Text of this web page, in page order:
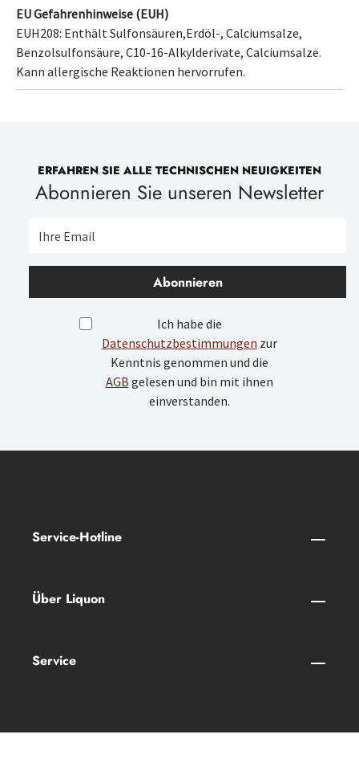
EU Gefahrenhinweise (EUH)
EUH208: EnthältSulfonsäuren,Erdöl-, Calciumsalze,
Benzolsulfonsäure, C10-16-Alkylderivate, Calciumsalze.
Kann allergische Reaktionen hervorrufen.
ERFAHREN SIE ALLE TECHNISCHEN NEUIGKEITEN
Abonnieren Sie unseren Newsletter
Abonnieren
Ich habe die
Datenschutzbestimmungen zur
Kenntnis genommen und die
AGB gelesen und bin mit ihnen
einverstanden.
Service-Hotline
Über Liquon
Service